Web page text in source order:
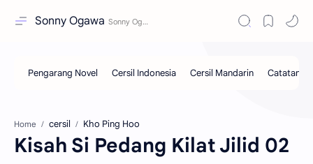
Sonny Ogawa
Home cersil Kho Ping Hoo
Kisah Si Pedang Kilat Jilid 02